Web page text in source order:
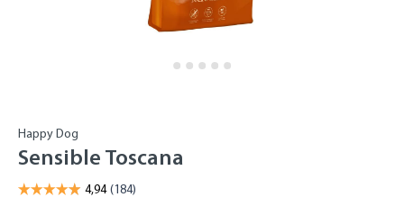
Happy Dog
Sensible Toscana